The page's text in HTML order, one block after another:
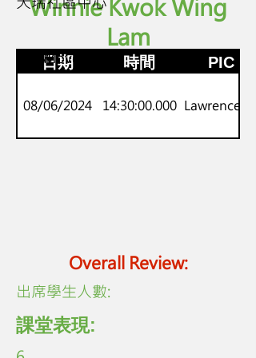
Winnie Kwok Wing
Lam
日期 時間 PIC
08/06/2024 14:30:00.000 Lawrence Lo
Overall Review:
P.3-4
劍橋Movers
​出席學生人數:
課堂表現: